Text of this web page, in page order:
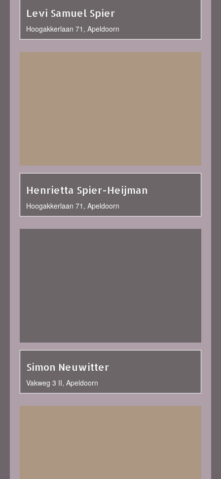
Levi Samuel Spier
Hoogakkerlaan 71, Apeldoorn
Henrietta Spier-Heijman
Hoogakkerlaan 71, Apeldoorn
Simon Neuwitter
Vakweg 3 II, Apeldoorn